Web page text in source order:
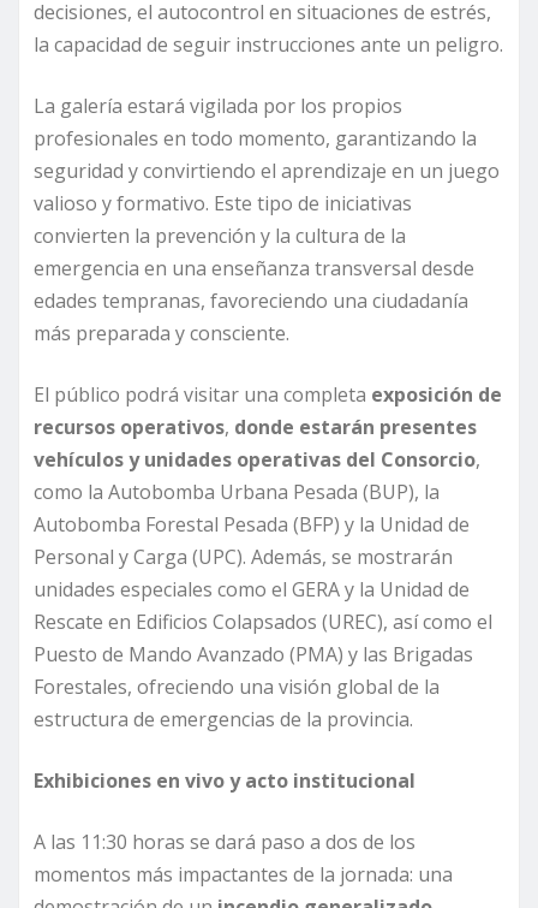
decisiones, el autocontrol en situaciones de estrés,
la capacidad de seguir instrucciones ante un peligro.
La galería estará vigilada por los propios
profesionales en todo momento, garantizando la
seguridad y convirtiendo el aprendizaje en un juego
valioso y formativo. Este tipo de iniciativas
convierten la prevención y la cultura de la
emergencia en una enseñanza transversal desde
edades tempranas, favoreciendo una ciudadanía
más preparada y consciente.
El público podrá visitar una completa exposición de
recursos operativos, donde estarán presentes
vehículos y unidades operativas del Consorcio,
como la Autobomba Urbana Pesada (BUP), la
Autobomba Forestal Pesada (BFP) y la Unidad de
Personal y Carga (UPC). Además, se mostrarán
unidades especiales como el GERA y la Unidad de
Rescate en Edificios Colapsados (UREC), así como el
Puesto de Mando Avanzado (PMA) y las Brigadas
Forestales, ofreciendo una visión global de la
estructura de emergencias de la provincia.
Exhibiciones en vivo y acto institucional
A las 11:30 horas se dará paso a dos de los
momentos más impactantes de la jornada: una